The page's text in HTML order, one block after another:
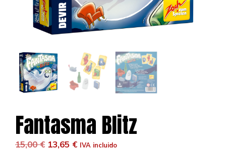
Fantasma Blitz
15,00€ El
13,65 €ElIVA incluido